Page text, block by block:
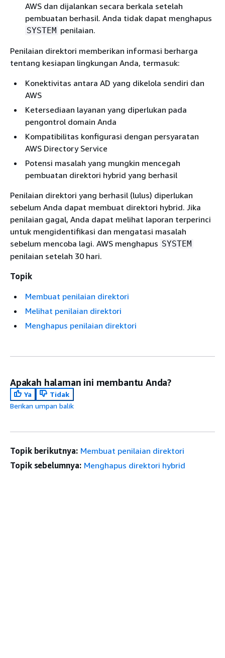
AWS dan dijalankan secara berkala setelah
pembuatan berhasil. Anda tidak dapat menghapus
SYSTEM penilaian.
Penilaian direktori memberikan informasi berharga
tentang kesiapan lingkungan Anda, termasuk:
Konektivitas antara AD yang dikelola sendiri dan
AWS
Ketersediaan layanan yang diperlukan pada
pengontrol domain Anda
Kompatibilitas konfigurasi dengan persyaratan
AWS Directory Service
Potensi masalah yang mungkin mencegah
pembuatan direktori hybrid yang berhasil
Penilaian direktori yang berhasil (lulus) diperlukan
sebelum Anda dapat membuat direktori hybrid. Jika
penilaian gagal, Anda dapat melihat laporan terperinci
untuk mengidentifikasi dan mengatasi masalah
sebelum mencoba lagi. AWS menghapus SYSTEM
penilaian setelah 30 hari.
Topik
Membuat penilaian direktori
Melihat penilaian direktori
Menghapus penilaian direktori
Apakah halaman ini membantu Anda?
Ya
Tidak
Berikan umpan balik
Topik berikutnya: Membuat penilaian direktori
Topik sebelumnya: Menghapus direktori hybrid